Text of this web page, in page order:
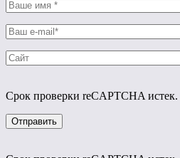
Срок проверки reCAPTCHA истек.